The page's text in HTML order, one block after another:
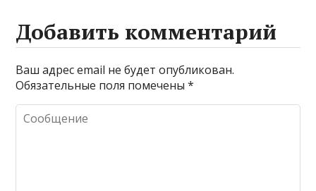
Добавить комментарий
Ваш адрес email не будет опубликован.
Обязательные поля помечены*